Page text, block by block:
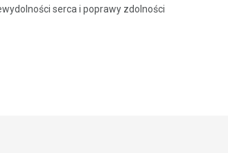
serca i poprawy zdolności